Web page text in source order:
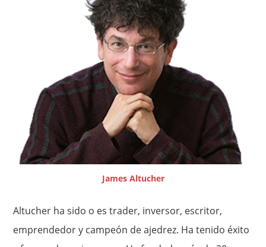
James Altucher
Altucher ha sido o es trader, inversor, escritor,
emprendedor y campeón de ajedrez. Ha tenido éxito